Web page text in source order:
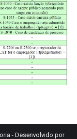
- Desenvolvido por